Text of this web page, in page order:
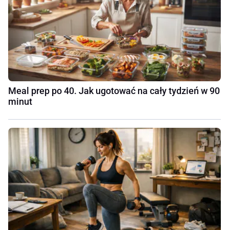
Meal prep po 40. Jak ugotować na cały tydzień w 90
minut